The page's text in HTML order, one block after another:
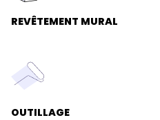
REVÊTEMENT MURAL
OUTILLAGE